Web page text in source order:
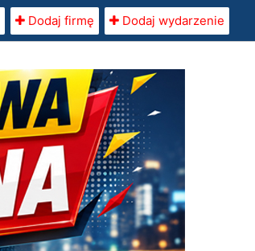
Dodaj firmę Dodaj wydarzenie